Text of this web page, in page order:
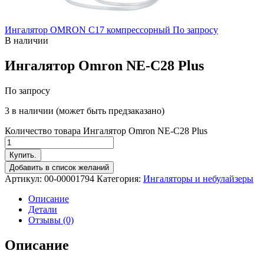
Ингалятор OMRON C17 компрессорный По запросу
В наличии
Ингалятор Omron NE-C28 Plus
По запросу
3 в наличии (может быть предзаказано)
Количество товара Ингалятор Omron NE-C28 Plus
Купить.
Добавить в список желаний
Артикул: 00-00001794 Категория: Ингаляторы и небулайзеры
Описание
Детали
Отзывы (0)
Описание